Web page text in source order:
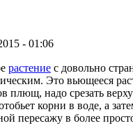
- 01:06
растение с довольно
Это вьющееся
плющ, надо срезать
корни в воде, а
пересажу в более